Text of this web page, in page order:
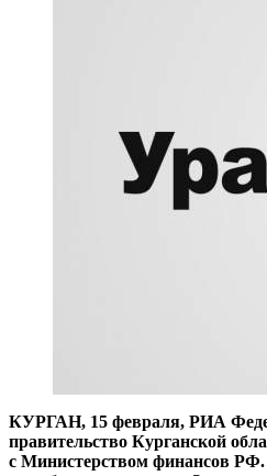
КУРГАН, 15 февраля, РИА
правительство Курганской
с Министерством финансов